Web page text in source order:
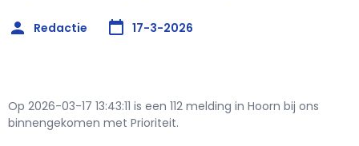
Redactie 17-3-2026
Op 2026-03-17 13:43:11 is een 112 melding in Hoorn bij ons
binnengekomen met Prioriteit.